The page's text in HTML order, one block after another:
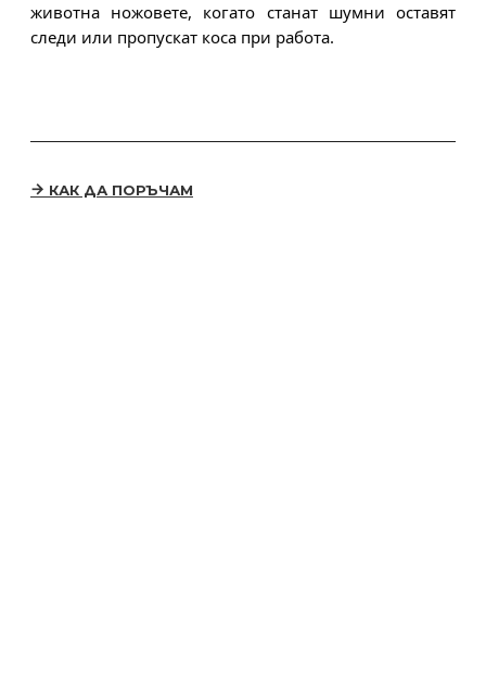
животна ножовете, когато станат шумни оставят
следи или пропускат коса при работа.
КАК ДА ПОРЪЧАМ